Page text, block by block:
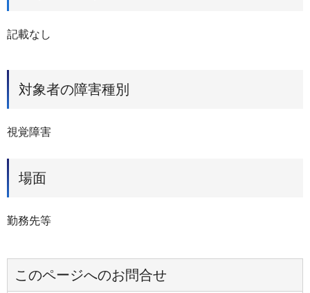
記載なし
対象者の障害種別
視覚障害
場面
勤務先等
このページへのお問合せ